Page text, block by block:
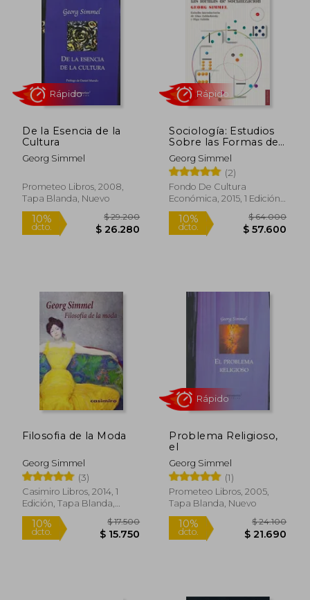
De la Esencia de la
Cultura
Georg Simmel
Prometeo Libros, 2008,
Tapa Blanda, Nuevo
10%
dcto.
Sociología: Estudios
Sobre las Formas de
Socialización
Georg Simmel
(2)
Fondo De Cultura
Económica, 2015, 1 Edición,
Tapa Blanda, Nuevo
Rápido
Filosofia de la Moda
Georg Simmel
(3)
Casimiro Libros, 2014, 1
Edición, Tapa Blanda,
Nuevo
Problema Religioso,
el
Georg Simmel
(1)
Prometeo Libros, 2005,
Tapa Blanda, Nuevo
Rápido